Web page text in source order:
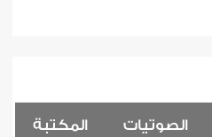
الصوتيات المكتبة